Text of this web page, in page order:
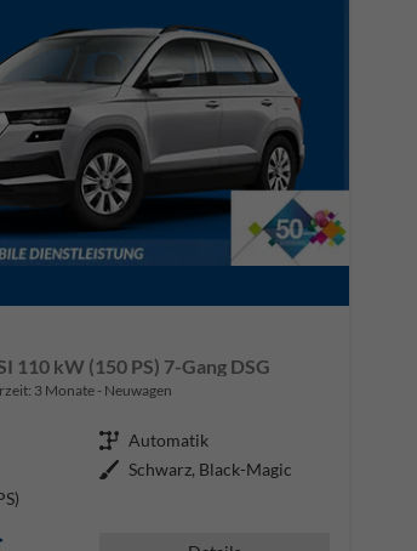
110 kW (150 PS) 7-Gang DSG
3 Monate Neuwagen
Getriebe Automatik
Außenfarbe Schwarz, Black-Magic